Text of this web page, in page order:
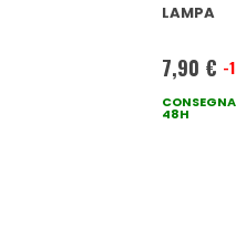
LAMPA
Prezzo
speciale
7,90 € -
48H